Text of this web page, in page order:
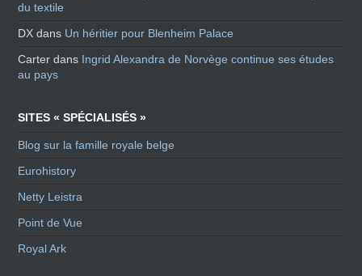
du textile
DX dans Un héritier pour Blenheim Palace
Carter dans Ingrid Alexandra de Norvège continue ses études
au pays
SITES « SPÉCIALISÉS »
Blog sur la famille royale belge
Eurohistory
Netty Leistra
Point de Vue
Royal Ark